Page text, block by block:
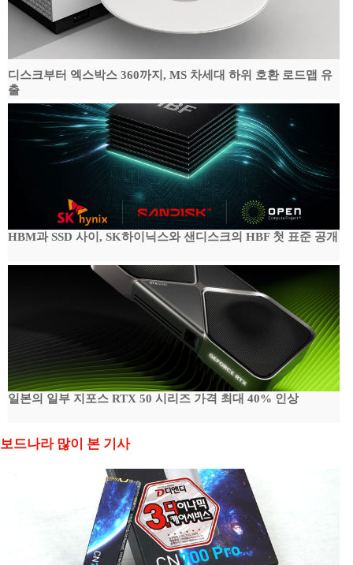
디스크부터 엑스박스 360까지, MS 차세대 하위 호환 로드맵 유
출
HBM과 SSD 사이, SK하이닉스와 샌디스크의 HBF 첫 표준 공개
일본의 일부 지포스 RTX 50 시리즈 가격 최대 40% 인상
보드나라 많이 본 기사